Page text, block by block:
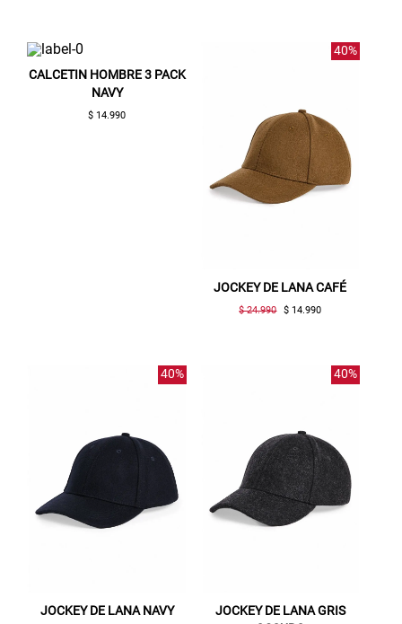
CALCETIN HOMBRE 3 PACK
NAVY
$ 14.990
40%
JOCKEY DE LANA CAFÉ
$ 24.990 $ 14.990
40%
JOCKEY DE LANA NAVY
40%
JOCKEY DE LANA GRIS